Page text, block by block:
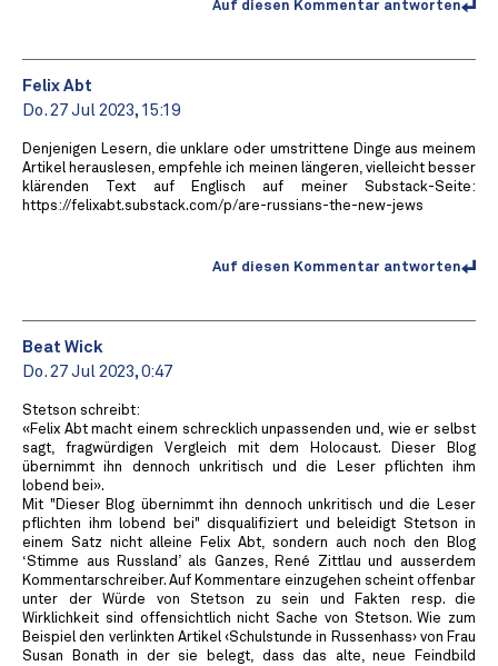
Auf diesen Kommentar antworten
Felix Abt
Do. 27 Jul 2023, 15:19
Denjenigen Lesern, die unklare oder umstrittene Dinge aus meinem
Artikel herauslesen, empfehle ich meinen längeren, vielleicht besser
klärenden Text auf Englisch auf meiner Substack-Seite:
https://felixabt.substack.com/p/are-russians-the-new-jews
Auf diesen Kommentar antworten
Beat Wick
Do. 27 Jul 2023, 0:47
Stetson schreibt:
«Felix Abt macht einem schrecklich unpassenden und, wie er selbst
sagt, fragwürdigen Vergleich mit dem Holocaust. Dieser Blog
übernimmt ihn dennoch unkritisch und die Leser pflichten ihm
lobend bei».
Mit "Dieser Blog übernimmt ihn dennoch unkritisch und die Leser
pflichten ihm lobend bei" disqualifiziert und beleidigt Stetson in
einem Satz nicht alleine Felix Abt, sondern auch noch den Blog
‘Stimme aus Russland’ als Ganzes, René Zittlau und ausserdem
Kommentarschreiber. Auf Kommentare einzugehen scheint offenbar
unter der Würde von Stetson zu sein und Fakten resp. die
Wirklichkeit sind offensichtlich nicht Sache von Stetson. Wie zum
Beispiel den verlinkten Artikel ‹Schulstunde in Russenhass› von Frau
Susan Bonath in der sie belegt, dass das alte, neue Feindbild